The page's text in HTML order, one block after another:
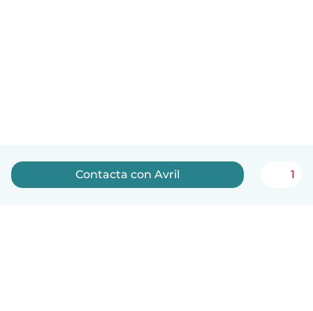
Contacta con Avril 1